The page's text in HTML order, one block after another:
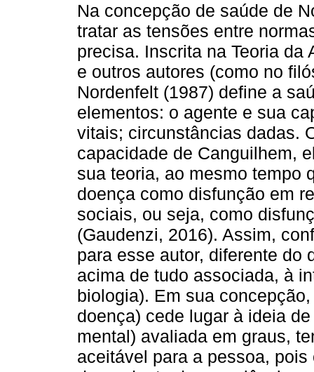
Na concepção de saúde de
tratar as tensões entre
precisa. Inscrita na Teoria da
e outros autores (como no
Nordenfelt (1987) define a
elementos: o agente e sua
vitais; circunstâncias dadas.
capacidade de Canguilhem,
sua teoria, ao mesmo tempo
doença como disfunção em
sociais, ou seja, como
(Gaudenzi, 2016). Assim,
para esse autor, diferente do
acima de tudo associada, à
biologia). Em sua
doença) cede lugar à ideia
mental) avaliada em graus,
aceitável para a pessoa,